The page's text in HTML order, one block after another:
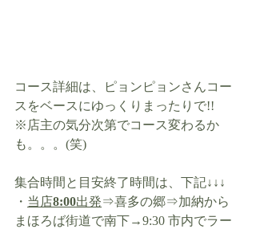
コース詳細は、ピョンピョンさんコー
スをベースにゆっくりまったりで!!
※店主の気分次第でコース変わるか
も。。。(笑)
集合時間と目安終了時間は、下記↓↓↓
・ 当店8:00出発⇒喜多の郷⇒加納から
まほろば街道で南下→9:30 市内でラー